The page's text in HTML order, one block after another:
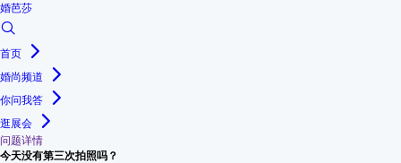
婚芭莎
首页
婚尚频道
你问我答
逛展会
问题详情
今天没有第三次拍照吗？